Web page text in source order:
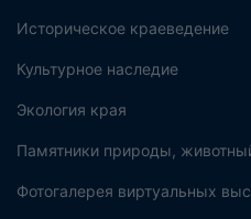
Историческое краеведение
Культурное наследие
Экология края
Памятники природы,
Фотогалерея виртуальных